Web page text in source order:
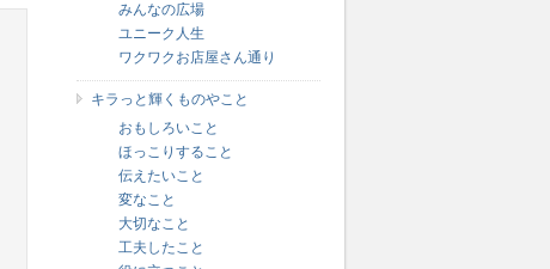
みんなの広場
ユニーク人生
ワクワクお店屋さん通り
キラっと輝くものやこと
おもしろいこと
ほっこりすること
伝えたいこと
変なこと
大切なこと
工夫したこと